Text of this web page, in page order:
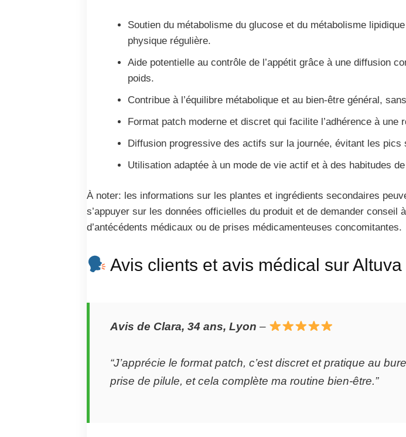
Soutien du métabolisme du glucose et du métabolisme
physique régulière.
Aide potentielle au contrôle de l’appétit grâce à une diffusion
poids.
Contribue à l’équilibre métabolique et au bien-être général,
Format patch moderne et discret qui facilite l’adhérence à une
Diffusion progressive des actifs sur la journée, évitant les
Utilisation adaptée à un mode de vie actif et à des habitudes
À noter: les informations sur les plantes et ingrédients secondaires
s’appuyer sur les données officielles du produit et de demander
d’antécédents médicaux ou de prises médicamenteuses concomitantes.
Avis clients et avis médical sur Altuva
Avis de Clara, 34 ans, Lyon –
“J’apprécie le format patch, c’est discret et pratique au
prise de pilule, et cela complète ma routine bien-être.”